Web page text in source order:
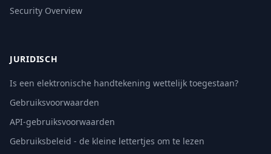
Security Overview
JURIDISCH
Is een elektronische handtekening wettelijk toegestaan?
Gebruiksvoorwaarden
API-gebruiksvoorwaarden
Gebruiksbeleid - de kleine lettertjes om te lezen